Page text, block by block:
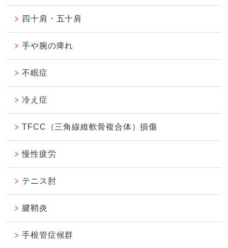
四十肩・五十肩
手や腕の痺れ
不眠症
冷え症
TFCC（三角線維軟骨複合体）損傷
慢性疲労
テニス肘
腱鞘炎
手根管症候群